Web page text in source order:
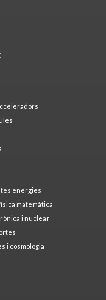
energies
matemàtica
i nuclear
i cosmologia